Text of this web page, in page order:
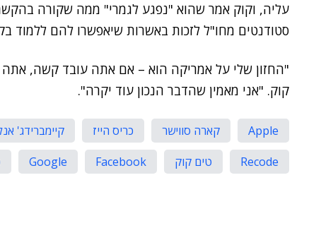
עליה, וקוק אמר שהוא "נפגע לגמרי" ממה שקורה
סטודנטים מחו"ל לזכות באשרות שיאפשרו להם ללמוד
"החזון שלי על אמריקה הוא – אם אתה עובד קשה, אתה
קוק. "אני מאמין שהדבר הנכון עוד יקרה".
Apple קארה סווישר כריס הייז קיימברידג'
Recode
טים קוק Facebook
Google